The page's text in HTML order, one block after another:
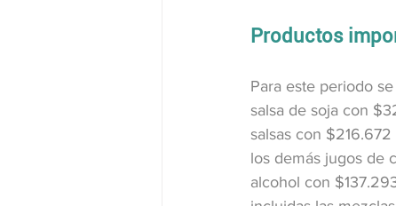
Productos
Para este periodo
salsa de soja con
salsas con $216.672
los demás jugos de
alcohol con